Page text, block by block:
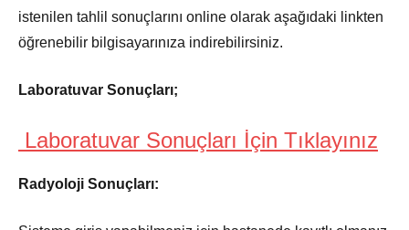
istenilen tahlil sonuçlarını online olarak aşağıdaki linkten
öğrenebilir bilgisayarınıza indirebilirsiniz.
Laboratuvar Sonuçları;
Laboratuvar Sonuçları İçin Tıklayınız
Radyoloji Sonuçları: